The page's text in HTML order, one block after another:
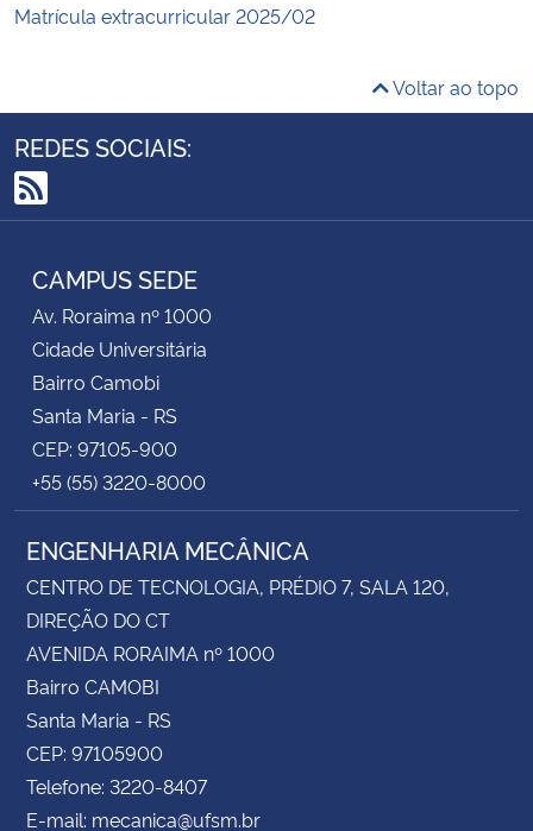
Matrícula extracurricular 2025/02
Voltar ao topo
REDES SOCIAIS:
RSS
CAMPUS SEDE
Av. Roraima nº 1000
Cidade Universitária
Bairro Camobi
Santa Maria - RS
CEP: 97105-900
+55 (55) 3220-8000
ENGENHARIA MECÂNICA
CENTRO DE TECNOLOGIA, PRÉDIO 7, SALA 120,
DIREÇÃO DO CT
AVENIDA RORAIMA nº 1000
Bairro CAMOBI
Santa Maria - RS
CEP: 97105900
Telefone: 3220-8407
E-mail: mecanica@ufsm.br